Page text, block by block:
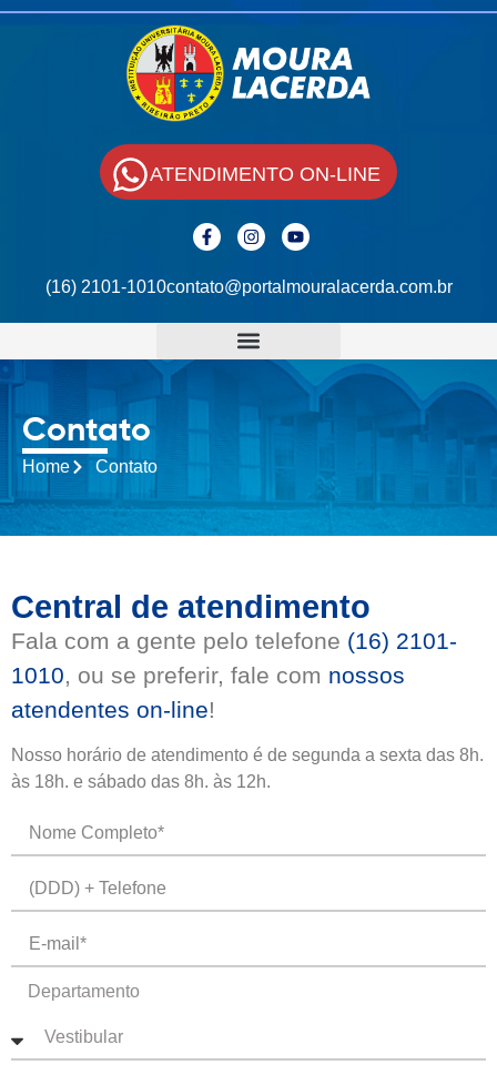
(16) 2101-1010contato@portalmouralacerda.com.br
ATENDIMENTO ON-LINE
Contato
Home Contato
Central de atendimento
Fala com a gente pelo telefone (16) 2101-
1010, ou se preferir, fale com nossos
atendentes on-line!
Nosso horário de atendimento é de segunda a sexta das 8h.
às 18h. e sábado das 8h. às 12h.
Departamento